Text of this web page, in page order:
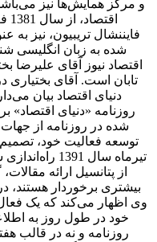
و مرکز همایش‌ها نیز
فایننشال تریبیون، نیز به
شده به زبان انگلیسی
اقتصاد نیوز آقای علیرضا
تابان است. آقای
دنیای اقتصاد بیان
روزنامه «دنیای
شده در روزنامه از
توسعه فعالیت خود، تصمیم
تیرماه سال
از پتانسیل ارائه
بیشتری برخوردار هستند،
وی اظهار می‌کند که یک
خود در طول روز به
روزنامه و نه در قالب